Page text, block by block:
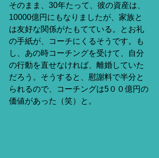
そのまま、30年たって、彼の資産は、
10000億円にもなりましたが、家族と
は友好な関係がたもてている。とお礼
の手紙が、コーチにくるそうです。も
し、あの時コーチングを受けて、自分
の行動を直せなければ、離婚していた
だろう。そうすると、慰謝料で半分と
られるので、コーチングは5００億円の
価値があった（笑）と。